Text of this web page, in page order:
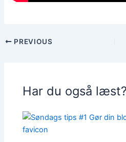
PREVIOUS
Har du også læst?